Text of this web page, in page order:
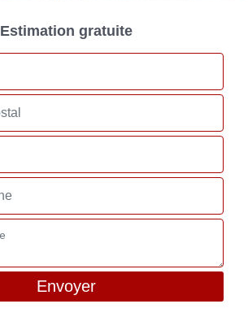
Estimation gratuite